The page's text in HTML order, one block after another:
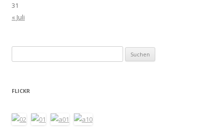
31
« Juli
nach:
FLICKR